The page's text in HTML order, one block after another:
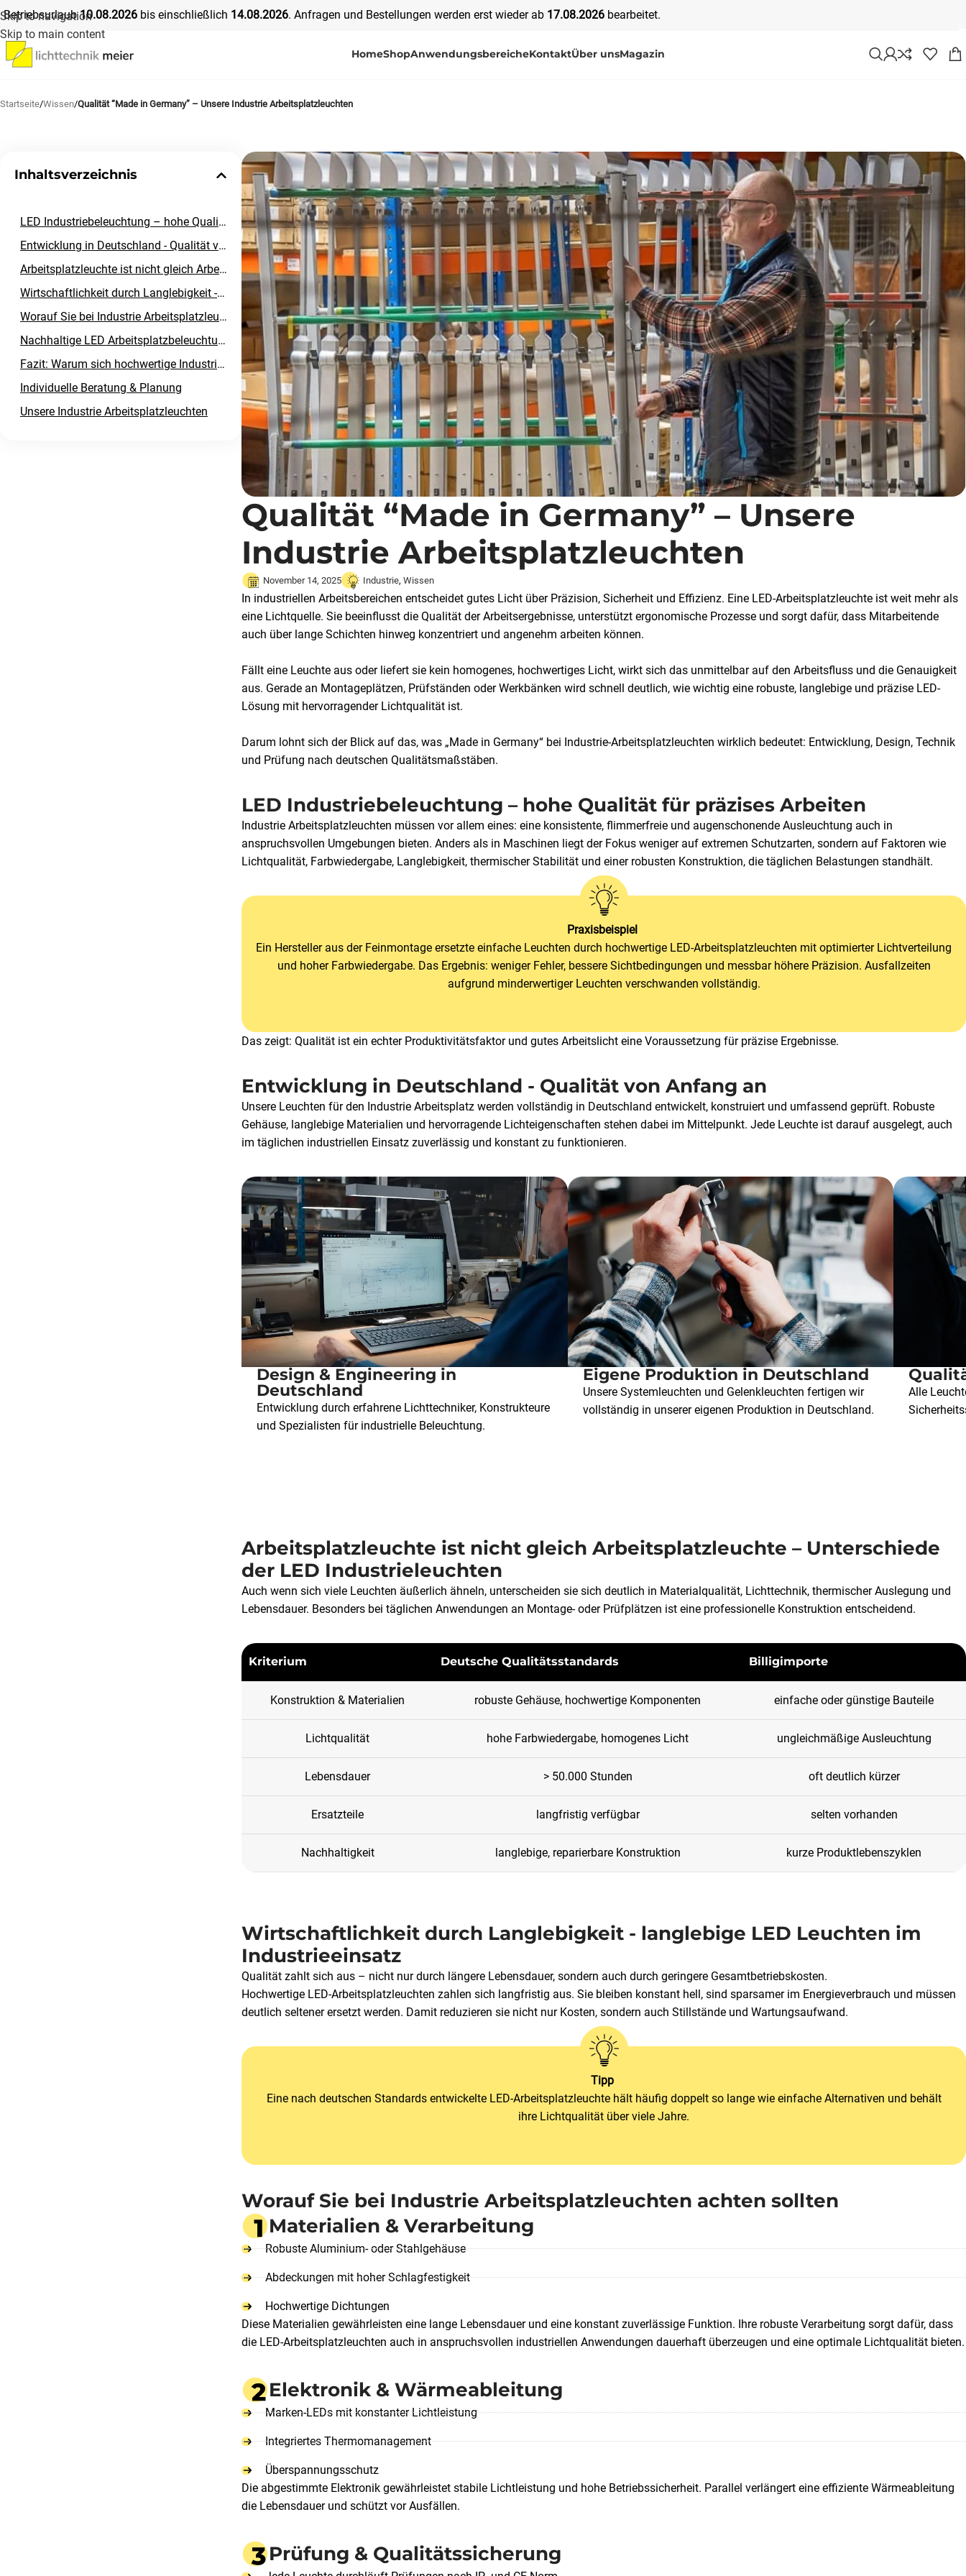
Skip to navigation
Skip to main content
Betriebsurlaub10.08.2026 bis einschließlich 14.08.2026. Anfragen und Bestellungen werden erst wieder ab 17.08.2026 bearbeitet.
HomeShopAnwendungsbereicheKontaktÜber unsMagazin
Startseite/Wissen/Qualität “Made in Germany” – Unsere Industrie Arbeitsplatzleuchten
Inhaltsverzeichnis
LED Industriebeleuchtung – hohe Qualität für präzises Arbeiten
Entwicklung in Deutschland - Qualität von Anfang an
Arbeitsplatzleuchte ist nicht gleich Arbeitsplatzleuchte – Unterschiede der LED Industrieleuchten
Wirtschaftlichkeit durch Langlebigkeit - langlebige LED Leuchten im Industrieeinsatz
Worauf Sie bei Industrie Arbeitsplatzleuchten achten sollten
Nachhaltige LED Arbeitsplatzbeleuchtung für die Industrie
Fazit: Warum sich hochwertige Industrie Arbeitsplatzleuchten langfristig auszahlen
Individuelle Beratung & Planung
Unsere Industrie Arbeitsplatzleuchten
Qualität “Made in Germany” – Unsere
Industrie Arbeitsplatzleuchten
November 14, 2025 Industrie, Wissen
In industriellen Arbeitsbereichen entscheidet gutes Licht über Präzision, Sicherheit und Effizienz. Eine LED-Arbeitsplatzleuchte ist weit mehr als
eine Lichtquelle. Sie beeinflusst die Qualität der Arbeitsergebnisse, unterstützt ergonomische Prozesse und sorgt dafür, dass Mitarbeitende
auch über lange Schichten hinweg konzentriert und angenehm arbeiten können.
Fällt eine Leuchte aus oder liefert sie kein homogenes, hochwertiges Licht, wirkt sich das unmittelbar auf den Arbeitsfluss und die Genauigkeit
aus. Gerade an Montageplätzen, Prüfständen oder Werkbänken wird schnell deutlich, wie wichtig eine robuste, langlebige und präzise LED-
Lösung mit hervorragender Lichtqualität ist.
Darum lohnt sich der Blick auf das, was „Made in Germany“ bei Industrie-Arbeitsplatzleuchten wirklich bedeutet: Entwicklung, Design, Technik
und Prüfung nach deutschen Qualitätsmaßstäben.
LED Industriebeleuchtung – hohe Qualität für präzises Arbeiten
Industrie Arbeitsplatzleuchten müssen vor allem eines: eine konsistente, flimmerfreie und augenschonende Ausleuchtung auch in
anspruchsvollen Umgebungen bieten. Anders als in Maschinen liegt der Fokus weniger auf extremen Schutzarten, sondern auf Faktoren wie
Lichtqualität, Farbwiedergabe, Langlebigkeit, thermischer Stabilität und einer robusten Konstruktion, die täglichen Belastungen standhält.
Praxisbeispiel
Ein Hersteller aus der Feinmontage ersetzte einfache Leuchten durch hochwertige LED-Arbeitsplatzleuchten mit optimierter Lichtverteilung
und hoher Farbwiedergabe. Das Ergebnis: weniger Fehler, bessere Sichtbedingungen und messbar höhere Präzision. Ausfallzeiten
aufgrund minderwertiger Leuchten verschwanden vollständig.
Das zeigt: Qualität ist ein echter Produktivitätsfaktor und gutes Arbeitslicht eine Voraussetzung für präzise Ergebnisse.
Entwicklung in Deutschland - Qualität von Anfang an
Unsere Leuchten für den Industrie Arbeitsplatz werden vollständig in Deutschland entwickelt, konstruiert und umfassend geprüft. Robuste
Gehäuse, langlebige Materialien und hervorragende Lichteigenschaften stehen dabei im Mittelpunkt. Jede Leuchte ist darauf ausgelegt, auch
im täglichen industriellen Einsatz zuverlässig und konstant zu funktionieren.
Design & Engineering in
Deutschland
Entwicklung durch erfahrene Lichttechniker, Konstrukteure
und Spezialisten für industrielle Beleuchtung.
Eigene Produktion in Deutschland
Unsere Systemleuchten und Gelenkleuchten fertigen wir
vollständig in unserer eigenen Produktion in Deutschland.
Alle
Arbeitsplatzleuchte ist nicht gleich Arbeitsplatzleuchte – Unterschiede
der LED Industrieleuchten
Auch wenn sich viele Leuchten äußerlich ähneln, unterscheiden sie sich deutlich in Materialqualität, Lichttechnik, thermischer Auslegung und
Lebensdauer. Besonders bei täglichen Anwendungen an Montage- oder Prüfplätzen ist eine professionelle Konstruktion entscheidend.
Kriterium Deutsche Qualitätsstandards Billigimporte
Konstruktion & Materialien robuste Gehäuse, hochwertige Komponenten einfache oder günstige Bauteile
Lichtqualität hohe Farbwiedergabe, homogenes Licht ungleichmäßige Ausleuchtung
Lebensdauer > 50.000 Stunden oft deutlich kürzer
Ersatzteile langfristig verfügbar selten vorhanden
Nachhaltigkeit langlebige, reparierbare Konstruktion kurze Produktlebenszyklen
Wirtschaftlichkeit durch Langlebigkeit - langlebige LED Leuchten im
Industrieeinsatz
Qualität zahlt sich aus – nicht nur durch längere Lebensdauer, sondern auch durch geringere Gesamtbetriebskosten.
Hochwertige LED-Arbeitsplatzleuchten zahlen sich langfristig aus. Sie bleiben konstant hell, sind sparsamer im Energieverbrauch und müssen
deutlich seltener ersetzt werden. Damit reduzieren sie nicht nur Kosten, sondern auch Stillstände und Wartungsaufwand.
Tipp
Eine nach deutschen Standards entwickelte LED-Arbeitsplatzleuchte hält häufig doppelt so lange wie einfache Alternativen und behält
ihre Lichtqualität über viele Jahre.
Worauf Sie bei Industrie Arbeitsplatzleuchten achten sollten
Materialien & Verarbeitung
Robuste Aluminium- oder Stahlgehäuse
Abdeckungen mit hoher Schlagfestigkeit
Hochwertige Dichtungen
Diese Materialien gewährleisten eine lange Lebensdauer und eine konstant zuverlässige Funktion. Ihre robuste Verarbeitung sorgt dafür, dass
die LED-Arbeitsplatzleuchten auch in anspruchsvollen industriellen Anwendungen dauerhaft überzeugen und eine optimale Lichtqualität bieten.
Elektronik & Wärmeableitung
Marken-LEDs mit konstanter Lichtleistung
Integriertes Thermomanagement
Überspannungsschutz
Die abgestimmte Elektronik gewährleistet stabile Lichtleistung und hohe Betriebssicherheit. Parallel verlängert eine effiziente Wärmeableitung
die Lebensdauer und schützt vor Ausfällen.
Prüfung & Qualitätssicherung